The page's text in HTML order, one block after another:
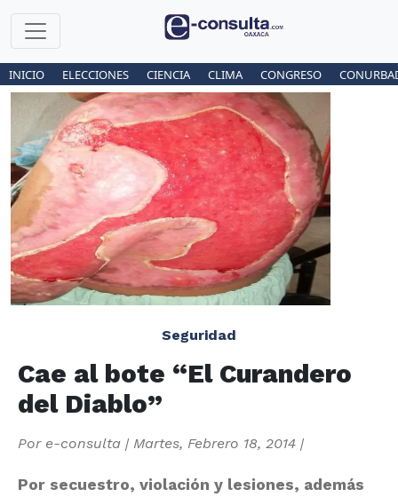
INICIO ELECCIONES CIENCIA CLIMA CONGRESO
Seguridad
Cae al bote “El Curandero
del Diablo”
Por e-consulta | Martes, Febrero 18, 2014 |
Por secuestro, violación y lesiones, además